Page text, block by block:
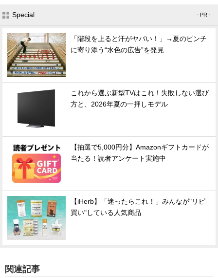
Special - PR -
「階段を上ると汗がヤバい！」→夏のピンチ
に寄り添う“水色の広告”を発見
これから選ぶ新型TVはこれ！失敗しない選び
方と、2026年夏の一押しモデル
【抽選で5,000円分】Amazonギフトカードが
当たる！読者アンケート実施中
【iHerb】「迷ったらこれ！」みんなが"リピ
買い"している人気商品
関連記事